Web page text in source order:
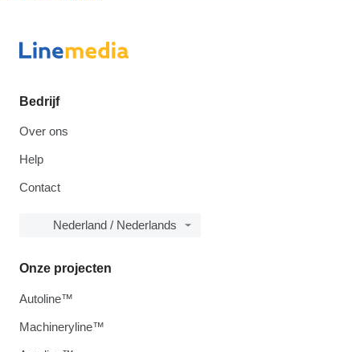
Bedrijf
Over ons
Help
Contact
Nederland / Nederlands
Onze projecten
Autoline™
Machineryline™